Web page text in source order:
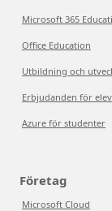
Microsoft 365
Office Education
Utbildning och
Erbjudanden för
Azure för studenter
Företag
Microsoft Cloud